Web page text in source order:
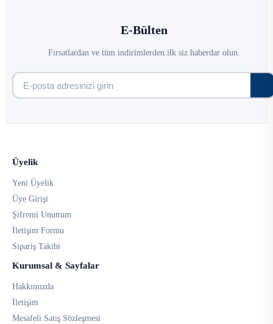
E-Bülten
Fırsatlardan ve tüm indirimlerden ilk siz haberdar olun.
Üyelik
Yeni Üyelik
Üye Girişi
Şifremi Unuttum
İletişim Formu
Sipariş Takibi
Kurumsal & Sayfalar
Hakkımızda
İletişim
Mesafeli Satış Sözleşmesi